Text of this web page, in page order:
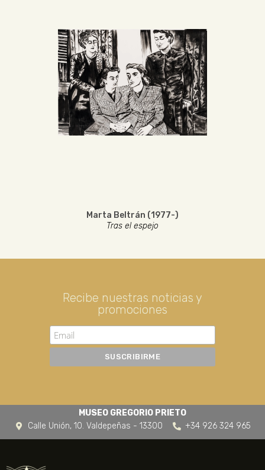
Marta Beltrán (1977-)
Tras el espejo
Recibe nuestras noticias y
promociones
MUSEO GREGORIO PRIETO
Calle Unión, 10. Valdepeñas - 13300
+34 926 324 965